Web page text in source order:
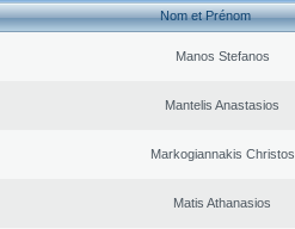
Nom et Prénom
Manos Stefanos
Mantelis Anastasios
Markogiannakis Christos
Matis Athanasios